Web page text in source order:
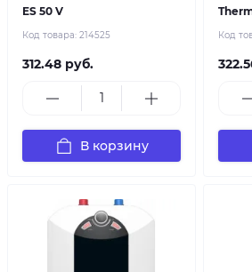
ES 50 V
Код товара: 214525
312.48 руб.
В корзину
Код